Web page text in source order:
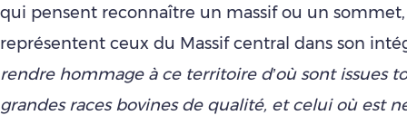
qui pensent reconnaître un massif ou un sommet,
représentent ceux du Massif central dans son
rendre hommage à ce territoire d’où sont issues
grandes races bovines de qualité, et celui où est